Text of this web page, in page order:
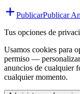
PublicarPublicar
Tus opciones de
Usamos cookies para
permiso —
anuncios de cualquier
cualquier momento.